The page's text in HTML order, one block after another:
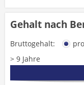
Gehalt nach
Bruttogehalt:
> 9 Jahre